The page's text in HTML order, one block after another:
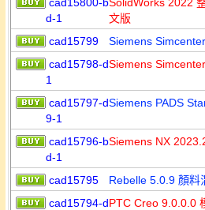
d-1
文版
cad15799
Siemens
cad15798-d
1
Siemens
cad15797-d
9-1
Siemens PADS
cad15796-b
d-1
Siemens NX
cad15795
Rebelle 5.0.9 顏料
cad15794-dPTC Creo 9.0.0.0